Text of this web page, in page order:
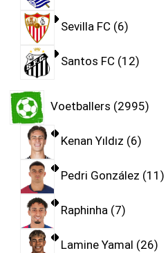
Sevilla FC 6
Santos FC 12
Voetballers 2995
Kenan Yıldız 6
Pedri González 11
Raphinha 7
Lamine Yamal 26